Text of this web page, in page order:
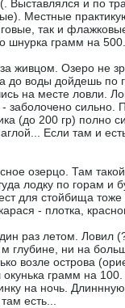
Выставлялся и по
Местные
так и
шнурка грамм на 500.
живцом. Озеро не
до воды дойдешь по
на месте ловли.
сильно.
(до 200 гр) полно
Если там и
озерцо. Там такой
лодку по горам и
для стойбища
- плотка,
раз летом. Ловил
глубине, ни на
возле острова
грамм на 100.
на ночь.
есть...